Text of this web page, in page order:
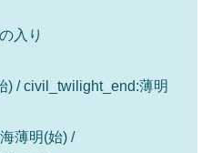
入り
) / civil_twilight_end:薄明
薄明(始) /